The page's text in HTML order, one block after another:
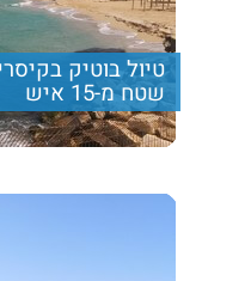
טיול בוטיק
שטח מ-15 איש